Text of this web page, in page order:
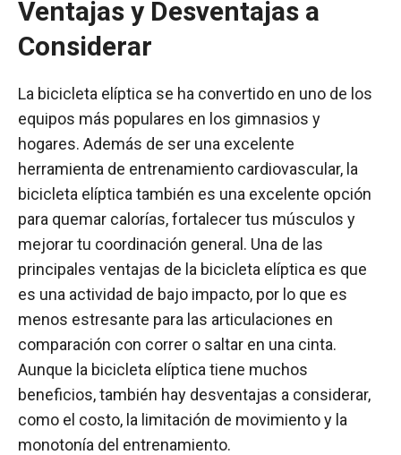
Ventajas y Desventajas a
Considerar
La bicicleta elíptica se ha convertido en uno de los
equipos más populares en los gimnasios y
hogares. Además de ser una excelente
herramienta de entrenamiento cardiovascular, la
bicicleta elíptica también es una excelente opción
para quemar calorías, fortalecer tus músculos y
mejorar tu coordinación general. Una de las
principales ventajas de la bicicleta elíptica es que
es una actividad de bajo impacto, por lo que es
menos estresante para las articulaciones en
comparación con correr o saltar en una cinta.
Aunque la bicicleta elíptica tiene muchos
beneficios, también hay desventajas a considerar,
como el costo, la limitación de movimiento y la
monotonía del entrenamiento.